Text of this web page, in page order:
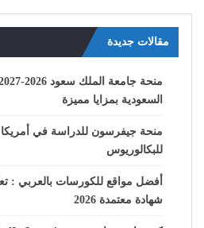
مقالات جديدة
السعودية بمزايا مميزة
للبكالوريوس
أفضل مواقع للكورسات بالعربي :
شهادة معتمدة 2026